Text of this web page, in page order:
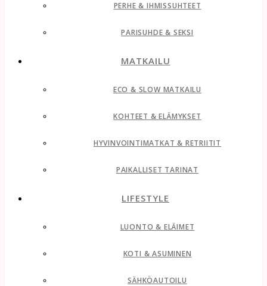
PERHE & IHMISSUHTEET
PARISUHDE & SEKSI
MATKAILU
ECO & SLOW MATKAILU
KOHTEET & ELÄMYKSET
HYVINVOINTIMATKAT & RETRIITIT
PAIKALLISET TARINAT
LIFESTYLE
LUONTO & ELÄIMET
KOTI & ASUMINEN
SÄHKÖAUTOILU